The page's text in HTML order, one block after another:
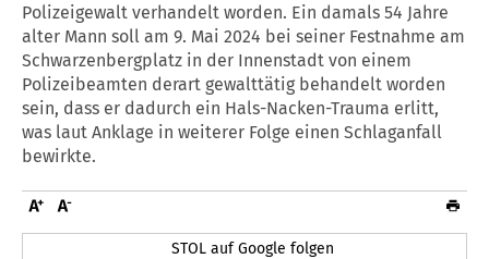
Polizeigewalt verhandelt worden. Ein damals 54 Jahre
alter Mann soll am 9. Mai 2024 bei seiner Festnahme am
Schwarzenbergplatz in der Innenstadt von einem
Polizeibeamten derart gewalttätig behandelt worden
sein, dass er dadurch ein Hals-Nacken-Trauma erlitt,
was laut Anklage in weiterer Folge einen Schlaganfall
bewirkte.
STOL auf Google folgen